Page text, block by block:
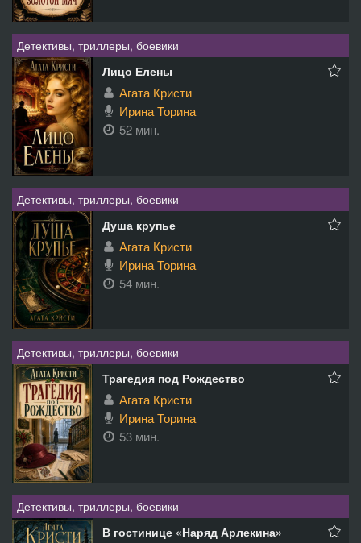
Детективы, триллеры, боевики
Лицо Елены
Агата Кристи
Ирина Торина
52 мин.
Детективы, триллеры, боевики
Душа крупье
Агата Кристи
Ирина Торина
54 мин.
Детективы, триллеры, боевики
Трагедия под Рождество
Агата Кристи
Ирина Торина
53 мин.
Детективы, триллеры, боевики
В гостинице «Наряд Арлекина»